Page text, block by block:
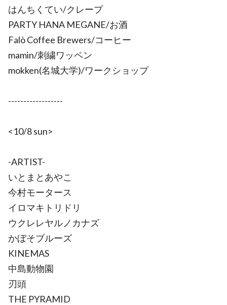
はんちくてい/クレープ
PARTY HANA MEGANE/お酒
Falò Coffee Brewers/コーヒー
mamin/刺繍ワッペン
mokken(名城大学)/ワークショップ
------------------
<10/8 sun>
-ARTIST-
いとまとあやこ
今村モータース
イロマキトリドリ
ウクレレヤルノカナズ
かぼそブルーズ
KINEMAS
中島動物園
刃頭
THE PYRAMID